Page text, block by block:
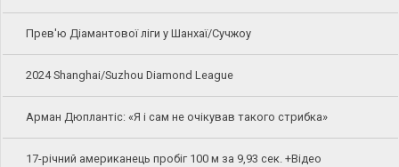
Прев'ю Діамантової ліги у Шанхаї/Сучжоу
2024 Shanghai/Suzhou Diamond League
Арман Дюплантіс: «Я і сам не очікував такого стрибка»
17-річний американець пробіг 100 м за 9,93 сек. +Відео